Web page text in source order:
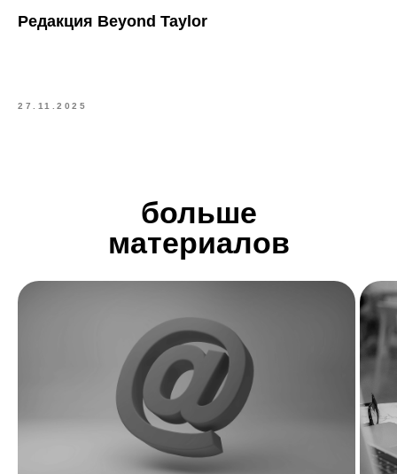
Редакция Beyond Taylor
27.11.2025
больше
материалов